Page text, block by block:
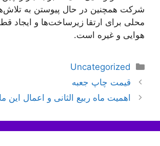
شرکت همچنین در حال پیوستن به
محلی برای ارتقا زیرساخت‌ها و ایجاد
هوایی و غیره است.
دسته‌ها
Uncategorized
ناوبری
نوشته‌ها
قیمت چاپ جعبه
اهمیت ماه ربیع الثانی و اعمال این